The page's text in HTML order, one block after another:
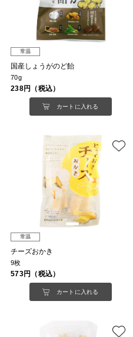
常温
国産しょうがのど飴
70g
238円（税込）
カートに入れる
常温
チーズおかき
9枚
573円（税込）
カートに入れる